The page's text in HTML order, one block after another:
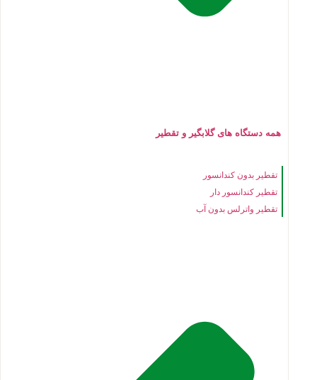
همه دستگاه های گلابگیر و تقطیر
تقطیر بدون کندانسور
تقطیر کندانسور دار
تقطیر واترلس بدون آب